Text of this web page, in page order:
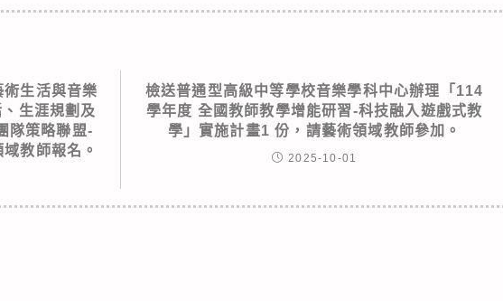
術生活與音樂
生涯規劃及
隊策略聯盟-
教師報名。
檢送普通型高級中等學校音樂學科中心辦理「114
學年度 全國教師教學增能研習-科技融入遊戲式教
學」實施計畫1 份，請藝術領域教師參加。
2025-10-01